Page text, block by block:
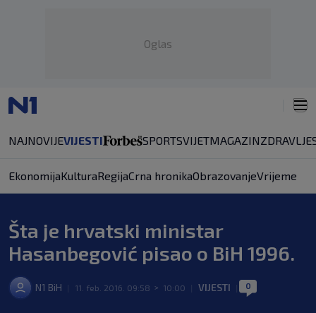
Oglas
NAJNOVIJEVIJESTI SPORTSVIJETMAGAZINZDRAVLJE
EkonomijaKulturaRegijaCrna hronikaObrazovanjeVrijeme
Šta je hrvatski ministar
Hasanbegović pisao o BiH 1996.
N1 BiH 11. feb. 2016. 09:58 > 10:00 VIJESTI 0